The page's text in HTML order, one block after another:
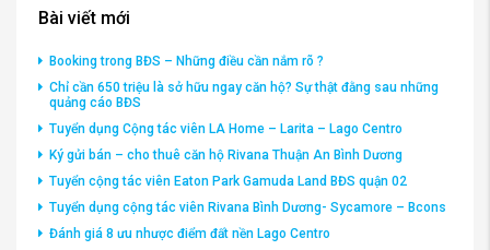
Bài viết mới
Booking trong BĐS – Những điều cần nắm rõ ?
Chỉ cần 650 triệu là sở hữu ngay căn hộ? Sự thật đằng sau những
quảng cáo BĐS
Tuyển dụng Cộng tác viên LA Home – Larita – Lago Centro
Ký gửi bán – cho thuê căn hộ Rivana Thuận An Bình Dương
Tuyển cộng tác viên Eaton Park Gamuda Land BĐS quận 02
Tuyển dụng cộng tác viên Rivana Bình Dương- Sycamore – Bcons
Đánh giá 8 ưu nhược điểm đất nền Lago Centro